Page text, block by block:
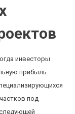
инвесторы
прибыль.
под